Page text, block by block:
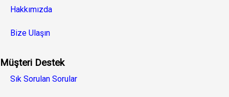
Hakkımızda
Bize Ulaşın
Müşteri Destek
Sık Sorulan Sorular